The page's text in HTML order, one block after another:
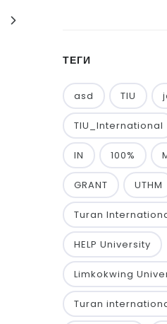
ТЕГИ
asd TIU
TIU_International
IN 100%
GRANT UTHM
Turan
HELP University
Limkokwing
Turan